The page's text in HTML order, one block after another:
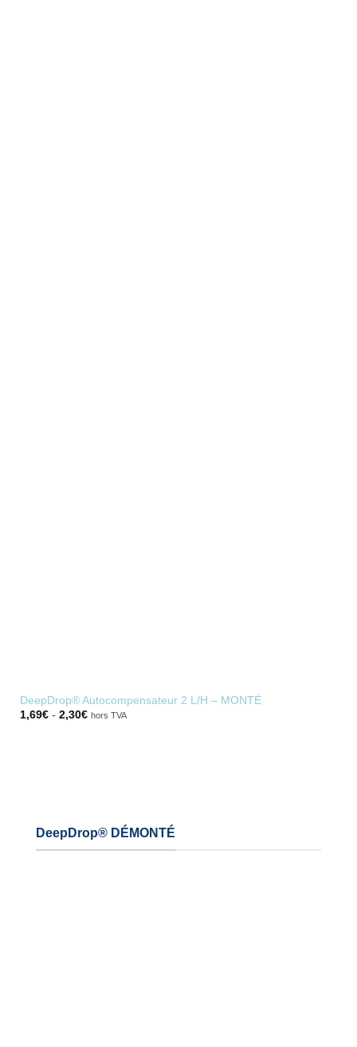
DeepDrop® Autocompensateur 2 L/H – MONTÉ
1,69€- 2,30€ hors TVA
DeepDrop® DÉMONTÉ